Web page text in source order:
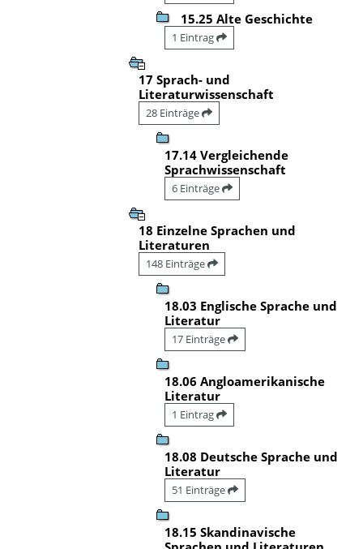
15.25 Alte Geschichte
1 Eintrag
17 Sprach- und
Literaturwissenschaft
28 Einträge
17.14 Vergleichende
Sprachwissenschaft
6 Einträge
18 Einzelne Sprachen und
Literaturen
148 Einträge
18.03 Englische Sprache und
Literatur
17 Einträge
18.06 Angloamerikanische
Literatur
1 Eintrag
18.08 Deutsche Sprache und
Literatur
51 Einträge
18.15 Skandinavische